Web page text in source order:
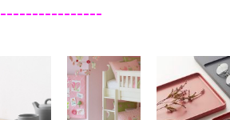
----------------